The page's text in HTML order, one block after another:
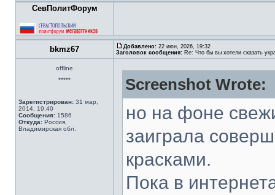
СевПолитФорум
bkmz67 Добавлено: 22 июн, 2026, 19:32
Заголовок сообщения: Re: Что бы вы хотели сказать
offline
*****
Зарегистрирован: 31 мар,
2014, 19:40
Сообщения: 1586
Откуда: Россия,
Владимирская обл.
Screenshot Wrote:
но на фоне
заиграла
красками.
Пока в